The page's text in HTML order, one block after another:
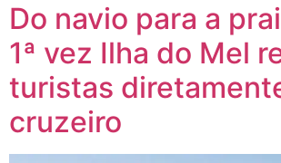
Do navio para a
1ª vez Ilha do Mel
turistas
cruzeiro